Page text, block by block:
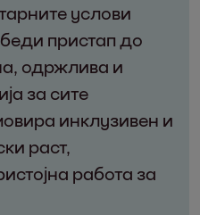
услови
пристап до
одржлива и
за сите
инклузивен и
раст,
работа за